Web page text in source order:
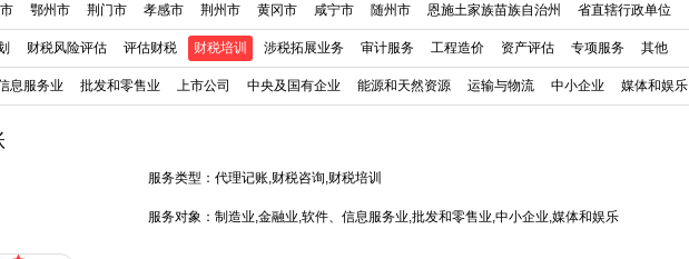
鄂州市 荆门市 孝感市 荆州市 黄冈市 咸宁市 随州市 恩施土家族苗族自治州 省直辖行政单位
财税风险评估 评估财税 财税培训 涉税拓展业务 审计服务 工程造价 资产评估 专项服务 其他
息服务业 批发和零售业 上市公司 中央及国有企业 能源和天然资源 运输与物流 中小企业 媒体和娱乐
服务类型：代理记账,财税咨询,财税培训
服务对象：制造业,金融业,软件、信息服务业,批发和零售业,中小企业,媒体和娱乐